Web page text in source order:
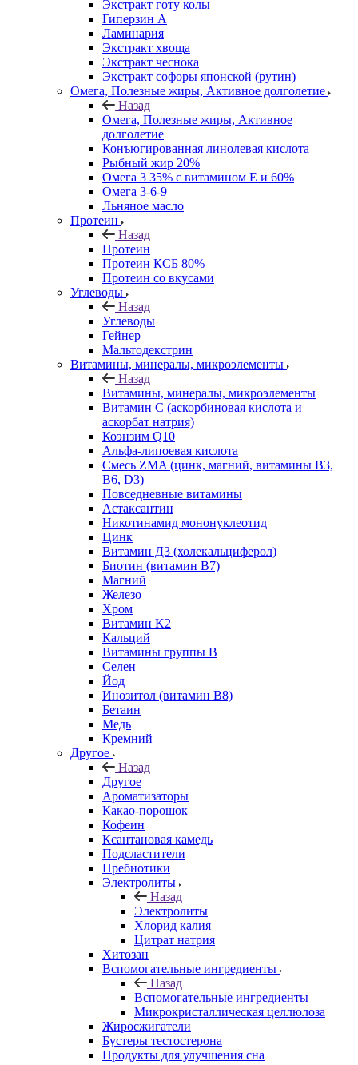
Экстракт готу колы
Гиперзин А
Ламинария
Экстракт хвоща
Экстракт чеснока
Экстракт софоры японской (рутин)
Омега, Полезные жиры, Активное долголетие
Назад
Омега, Полезные жиры, Активное
долголетие
Конъюгированная линолевая кислота
Рыбный жир 20%
Омега 3 35% с витамином Е и 60%
Омега 3-6-9
Льняное масло
Протеин
Назад
Протеин
Протеин КСБ 80%
Протеин со вкусами
Углеводы
Назад
Углеводы
Гейнер
Мальтодекстрин
Витамины, минералы, микроэлементы
Назад
Витамины, минералы, микроэлементы
Витамин C (аскорбиновая кислота и
аскорбат натрия)
Коэнзим Q10
Альфа-липоевая кислота
Смесь ZMA (цинк, магний, витамины B3,
B6, D3)
Повседневные витамины
Астаксантин
Никотинамид мононуклеотид
Цинк
Витамин Д3 (холекальциферол)
Биотин (витамин B7)
Магний
Железо
Хром
Витамин K2
Кальций
Витамины группы B
Селен
Йод
Инозитол (витамин B8)
Бетаин
Медь
Кремний
Другое
Назад
Другое
Ароматизаторы
Какао-порошок
Кофеин
Ксантановая камедь
Подсластители
Пребиотики
Электролиты
Назад
Электролиты
Хлорид калия
Цитрат натрия
Хитозан
Вспомогательные ингредиенты
Назад
Вспомогательные ингредиенты
Микрокристаллическая целлюлоза
Жиросжигатели
Бустеры тестостерона
Продукты для улучшения сна